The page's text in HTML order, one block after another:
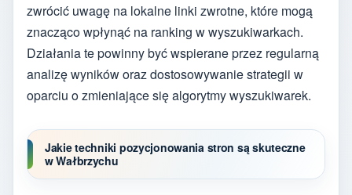
zwrócić uwagę na lokalne linki zwrotne, które mogą
znacząco wpłynąć na ranking w wyszukiwarkach.
Działania te powinny być wspierane przez regularną
analizę wyników oraz dostosowywanie strategii w
oparciu o zmieniające się algorytmy wyszukiwarek.
Jakie techniki pozycjonowania stron są skuteczne
w Wałbrzychu